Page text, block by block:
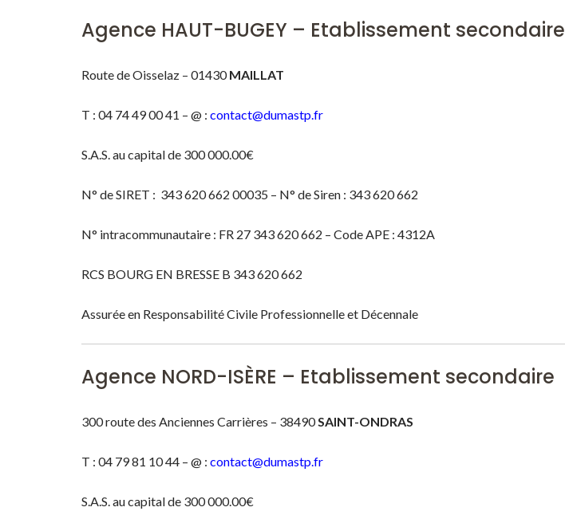
Agence HAUT-BUGEY – Etablissement secondaire
Route de Oisselaz – 01430MAILLAT
T : 04 74 49 00 41 – @ : contact@dumastp.fr
S.A.S. au capital de 300 000.00€
N° de SIRET : 343 620 662 00035 – N° de Siren : 343 620 662
N° intracommunautaire : FR 27 343 620 662 – Code APE : 4312A
RCS BOURG EN BRESSE B 343 620 662
Assurée en Responsabilité Civile Professionnelle et Décennale
Agence NORD-ISÈRE – Etablissement secondaire
300 route des Anciennes Carrières – 38490SAINT-ONDRAS
T : 04 79 81 10 44 – @ : contact@dumastp.fr
S.A.S. au capital de 300 000.00€